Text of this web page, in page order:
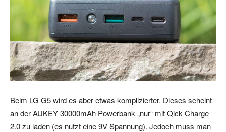
Beim LG G5 wird es aber etwas komplizierter. Dieses scheint
an der AUKEY 30000mAh Powerbank „nur“ mit Qick Charge
2.0 zu laden (es nutzt eine 9V Spannung). Jedoch muss man